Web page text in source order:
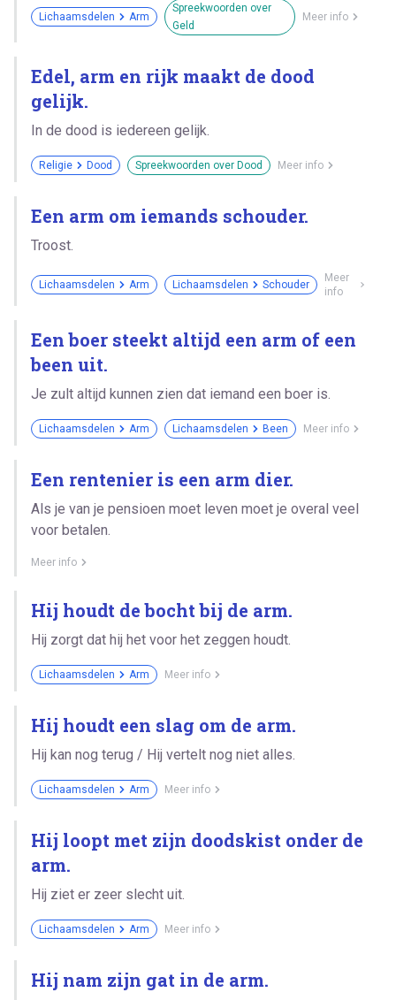
Lichaamsdelen Arm
Spreekwoorden over
Geld
Meer info
Edel, arm en rijk maakt de dood
gelijk.
In de dood is iedereen gelijk.
Religie Dood Spreekwoorden over Dood Meer info
Een arm om iemands schouder.
Troost.
Lichaamsdelen Arm Lichaamsdelen Schouder
Meer
info
Een boer steekt altijd een arm of een
been uit.
Je zult altijd kunnen zien dat iemand een boer is.
Lichaamsdelen Arm Lichaamsdelen Been Meer info
Een rentenier is een arm dier.
Als je van je pensioen moet leven moet je overal veel
voor betalen.
Meer info
Hij houdt de bocht bij de arm.
Hij zorgt dat hij het voor het zeggen houdt.
Lichaamsdelen Arm Meer info
Hij houdt een slag om de arm.
Hij kan nog terug / Hij vertelt nog niet alles.
Lichaamsdelen Arm Meer info
Hij loopt met zijn doodskist onder de
arm.
Hij ziet er zeer slecht uit.
Lichaamsdelen Arm Meer info
Hij nam zijn gat in de arm.